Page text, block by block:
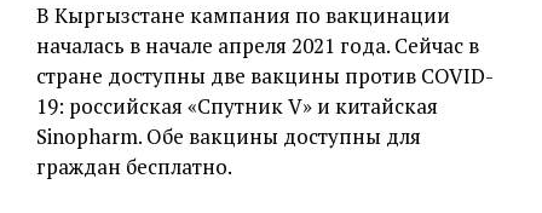
В Кыргызстане кампания по вакцинации
началась в начале апреля 2021 года. Сейчас в
стране доступны две вакцины против COVID-
19: российская «Спутник V» и китайская
Sinopharm. Обе вакцины доступны для
граждан бесплатно.